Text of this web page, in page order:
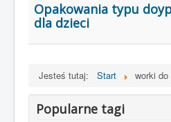
Opakowania typu
dla dzieci
Jesteś tutaj: Start worki do
Popularne tagi